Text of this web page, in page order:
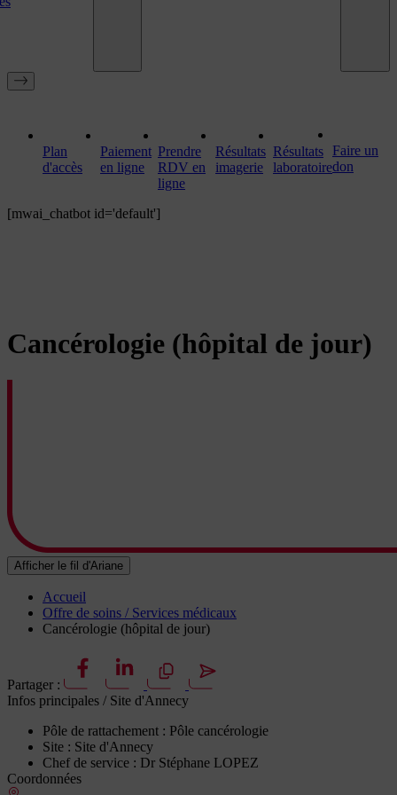
Plan
d'accès
Paiement
en ligne
Prendre
RDV en
ligne
Résultats
imagerie
Résultats
laboratoire
Faire un
don
[mwai_chatbot id='default']
Cancérologie (hôpital de jour)
Afficher le fil d'Ariane
Accueil
Offre de soins / Services médicaux
Cancérologie (hôpital de jour)
Partager :
Infos principales / Site d'Annecy
Pôle de rattachement : Pôle cancérologie
Site : Site d'Annecy
Chef de service : Dr Stéphane LOPEZ
Coordonnées